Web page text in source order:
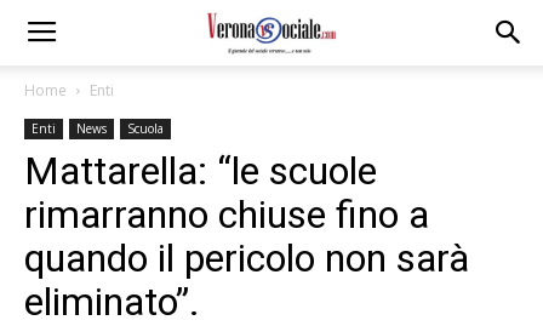
Home Enti
Enti News Scuola
Mattarella: “le scuole
rimarranno chiuse fino a
quando il pericolo non sarà
eliminato”.